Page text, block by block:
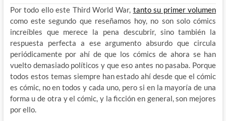
Por todo ello este Third World War, tanto su primer volumen
como este segundo que reseñamos hoy, no son solo cómics
increíbles que merece la pena descubrir, sino también la
respuesta perfecta a ese argumento absurdo que circula
periódicamente por ahí de que los cómics de ahora se han
vuelto demasiado políticos y que eso antes no pasaba. Porque
todos estos temas siempre han estado ahí desde que el cómic
es cómic, no en todos y cada uno, pero si en la mayoría de una
forma u de otra y el cómic, y la ficción en general, son mejores
por ello.